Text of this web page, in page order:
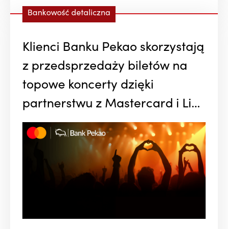
Bankowość detaliczna
Klienci Banku Pekao skorzystają
z przedsprzedaży biletów na
topowe koncerty dzięki
partnerstwu z Mastercard i Live
Nation